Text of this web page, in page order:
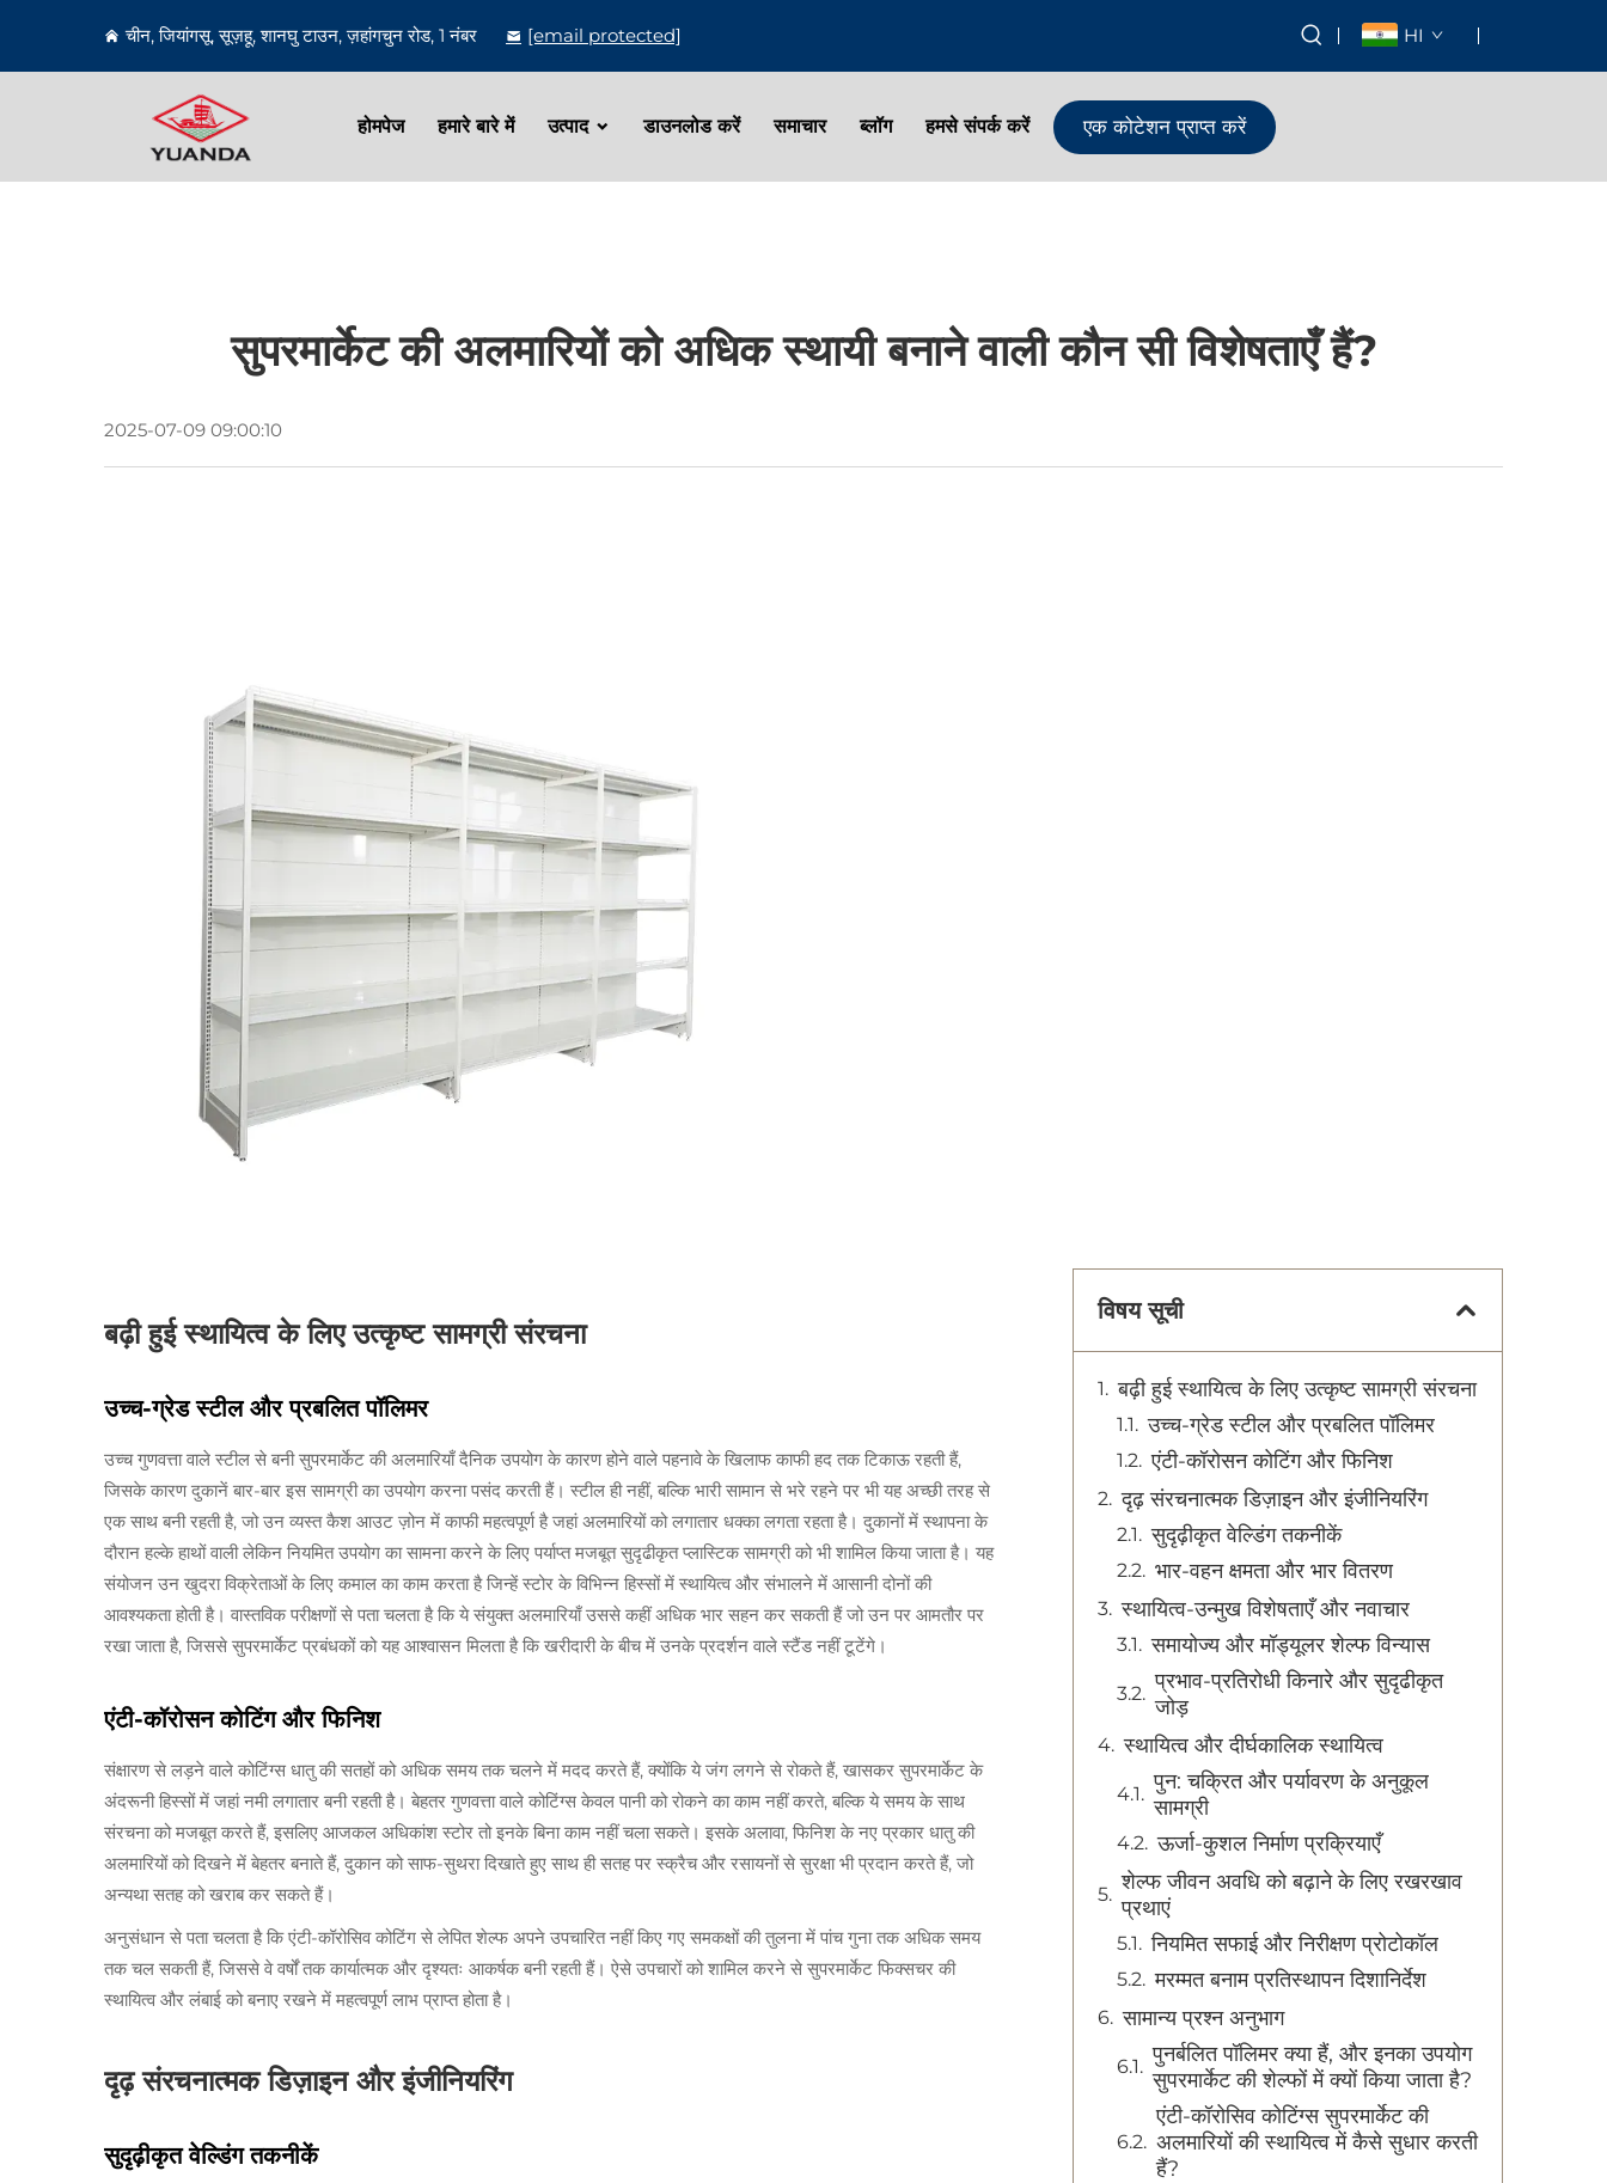
चीन, जियांगसू, सूज़हू, शानघु टाउन, ज़हांगचुन रोड, 1 नंबर [email protected] HI
होमपेज हमारे बारे में उत्पाद डाउनलोड करें समाचार ब्लॉग हमसे संपर्क करें एक कोटेशन प्राप्त करें
सुपरमार्केट की अलमारियों को अधिक स्थायी बनाने वाली कौन सी विशेषताएँ हैं?
2025-07-09 09:00:10
बढ़ी हुई स्थायित्व के लिए उत्कृष्ट सामग्री संरचना
उच्च-ग्रेड स्टील और प्रबलित पॉलिमर
उच्च गुणवत्ता वाले स्टील से बनी सुपरमार्केट की अलमारियाँ दैनिक उपयोग के कारण होने वाले पहनावे के खिलाफ काफी हद तक टिकाऊ रहती हैं,
जिसके कारण दुकानें बार-बार इस सामग्री का उपयोग करना पसंद करती हैं। स्टील ही नहीं, बल्कि भारी सामान से भरे रहने पर भी यह अच्छी तरह से
एक साथ बनी रहती है, जो उन व्यस्त कैश आउट ज़ोन में काफी महत्वपूर्ण है जहां अलमारियों को लगातार धक्का लगता रहता है। दुकानों में स्थापना के
दौरान हल्के हाथों वाली लेकिन नियमित उपयोग का सामना करने के लिए पर्याप्त मजबूत सुदृढीकृत प्लास्टिक सामग्री को भी शामिल किया जाता है। यह
संयोजन उन खुदरा विक्रेताओं के लिए कमाल का काम करता है जिन्हें स्टोर के विभिन्न हिस्सों में स्थायित्व और संभालने में आसानी दोनों की
आवश्यकता होती है। वास्तविक परीक्षणों से पता चलता है कि ये संयुक्त अलमारियाँ उससे कहीं अधिक भार सहन कर सकती हैं जो उन पर आमतौर पर
रखा जाता है, जिससे सुपरमार्केट प्रबंधकों को यह आश्वासन मिलता है कि खरीदारी के बीच में उनके प्रदर्शन वाले स्टैंड नहीं टूटेंगे।
एंटी-कॉरोसन कोटिंग और फिनिश
संक्षारण से लड़ने वाले कोटिंग्स धातु की सतहों को अधिक समय तक चलने में मदद करते हैं, क्योंकि ये जंग लगने से रोकते हैं, खासकर सुपरमार्केट के
अंदरूनी हिस्सों में जहां नमी लगातार बनी रहती है। बेहतर गुणवत्ता वाले कोटिंग्स केवल पानी को रोकने का काम नहीं करते, बल्कि ये समय के साथ
संरचना को मजबूत करते हैं, इसलिए आजकल अधिकांश स्टोर तो इनके बिना काम नहीं चला सकते। इसके अलावा, फिनिश के नए प्रकार धातु की
अलमारियों को दिखने में बेहतर बनाते हैं, दुकान को साफ-सुथरा दिखाते हुए साथ ही सतह पर स्क्रैच और रसायनों से सुरक्षा भी प्रदान करते हैं, जो
अन्यथा सतह को खराब कर सकते हैं।
अनुसंधान से पता चलता है कि एंटी-कॉरोसिव कोटिंग से लेपित शेल्फ अपने उपचारित नहीं किए गए समकक्षों की तुलना में पांच गुना तक अधिक समय
तक चल सकती हैं, जिससे वे वर्षों तक कार्यात्मक और दृश्यतः आकर्षक बनी रहती हैं। ऐसे उपचारों को शामिल करने से सुपरमार्केट फिक्सचर की
स्थायित्व और लंबाई को बनाए रखने में महत्वपूर्ण लाभ प्राप्त होता है।
दृढ़ संरचनात्मक डिज़ाइन और इंजीनियरिंग
सुदृढ़ीकृत वेल्डिंग तकनीकें
विषय सूची
बढ़ी हुई स्थायित्व के लिए उत्कृष्ट सामग्री संरचना
उच्च-ग्रेड स्टील और प्रबलित पॉलिमर
एंटी-कॉरोसन कोटिंग और फिनिश
दृढ़ संरचनात्मक डिज़ाइन और इंजीनियरिंग
सुदृढ़ीकृत वेल्डिंग तकनीकें
भार-वहन क्षमता और भार वितरण
स्थायित्व-उन्मुख विशेषताएँ और नवाचार
समायोज्य और मॉड्यूलर शेल्फ विन्यास
प्रभाव-प्रतिरोधी किनारे और सुदृढीकृत
जोड़
स्थायित्व और दीर्घकालिक स्थायित्व
पुन: चक्रित और पर्यावरण के अनुकूल
सामग्री
ऊर्जा-कुशल निर्माण प्रक्रियाएँ
शेल्फ जीवन अवधि को बढ़ाने के लिए रखरखाव
प्रथाएं
नियमित सफाई और निरीक्षण प्रोटोकॉल
मरम्मत बनाम प्रतिस्थापन दिशानिर्देश
सामान्य प्रश्न अनुभाग
पुनर्बलित पॉलिमर क्या हैं, और इनका उपयोग
सुपरमार्केट की शेल्फों में क्यों किया जाता है?
एंटी-कॉरोसिव कोटिंग्स सुपरमार्केट की
अलमारियों की स्थायित्व में कैसे सुधार करती
हैं?